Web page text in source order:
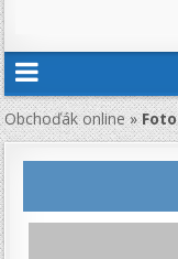
Obchoďák online»Foto